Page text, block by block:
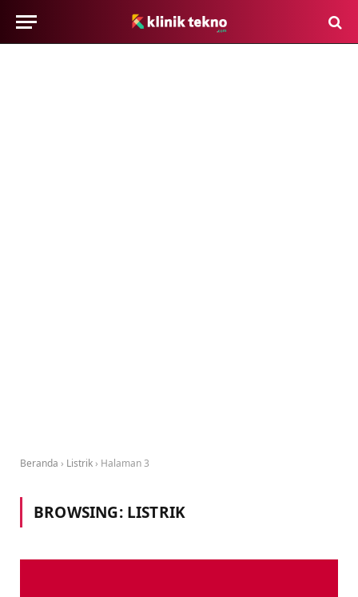
Beranda › Listrik › Halaman 3
BROWSING: LISTRIK